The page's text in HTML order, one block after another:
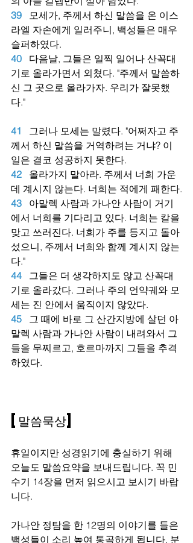
39
모세가, 주께서 하신 말씀을 온 이스
라엘 자손에게 일러주니, 백성들은 매우
슬퍼하였다.
40
다음날, 그들은 일찍 일어나 산꼭대
기로 올라가면서 외쳤다. "주께서 말씀하
신 그 곳으로 올라가자. 우리가 잘못했
다."
41
그러나 모세는 말렸다. "어쩌자고 주
께서 하신 말씀을 거역하려는 거냐? 이
일은 결코 성공하지 못한다.
42
올라가지 말아라. 주께서 너희 가운
데 계시지 않는다. 너희는 적에게 패한다.
43
아말렉 사람과 가나안 사람이 거기
에서 너희를 기다리고 있다. 너희는 칼을
맞고 쓰러진다. 너희가 주를 등지고 돌아
섰으니, 주께서 너희와 함께 계시지 않는
다."
44
그들은 더 생각하지도 않고 산꼭대
기로 올라갔다. 그러나 주의 언약궤와 모
세는 진 안에서 움직이지 않았다.
45
그 때에 바로 그 산간지방에 살던 아
말렉 사람과 가나안 사람이 내려와서 그
들을 무찌르고, 호르마까지 그들을 추격
하였다.
[말씀묵상]
휴일이지만 성경읽기에 충실하기 위해
오늘도 말씀요약을 보내드립니다. 꼭 민
수기 14장을 먼저 읽으시고 보시기 바랍
니다.
가나안 정탐을 한 12명의 이야기를 들은
백성들이 소리 높여 통곡하게 됩니다. 분